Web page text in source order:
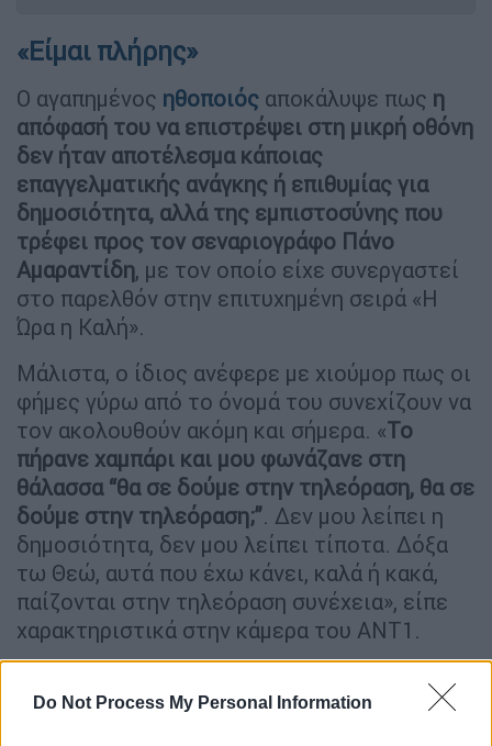
Do Not Process My Personal Information
«Είμαι πλήρης»
Ο αγαπημένος ηθοποιός αποκάλυψε πως η
απόφασή του να επιστρέψει στη μικρή οθόνη
δεν ήταν αποτέλεσμα κάποιας
επαγγελματικής ανάγκης ή επιθυμίας για
δημοσιότητα, αλλά της εμπιστοσύνης που
τρέφει προς τον σεναριογράφο Πάνο
Αμαραντίδη, με τον οποίο είχε συνεργαστεί
στο παρελθόν στην επιτυχημένη σειρά «Η
Ώρα η Καλή».
Μάλιστα, ο ίδιος ανέφερε με χιούμορ πως οι
φήμες γύρω από το όνομά του συνεχίζουν να
τον ακολουθούν ακόμη και σήμερα. «Το
πήρανε χαμπάρι και μου φωνάζανε στη
θάλασσα “θα σε δούμε στην τηλεόραση, θα σε
δούμε στην τηλεόραση;”. Δεν μου λείπει η
δημοσιότητα, δεν μου λείπει τίποτα. Δόξα
τω Θεώ, αυτά που έχω κάνει, καλά ή κακά,
παίζονται στην τηλεόραση συνέχεια», είπε
χαρακτηριστικά στην κάμερα του ΑΝΤ1.
κατά καιρούς ψευδείς ειδήσεις που